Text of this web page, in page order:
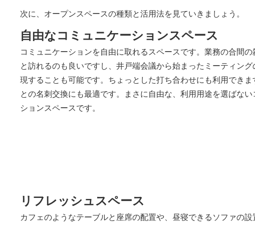
次に、オープンスペースの種類と活用法を見ていきましょう。
自由なコミュニケーションスペース
コミュニケーションを自由に取れるスペースです。業務の合間の
と訪れるのも良いですし、井戸端会議から始まったミーティング
現することも可能です。ちょっとした打ち合わせにも利用できま
との名刺交換にも最適です。まさに自由な、利用用途を選ばない
ションスペースです。
リフレッシュスペース
カフェのようなテーブルと座席の配置や、昼寝できるソファの